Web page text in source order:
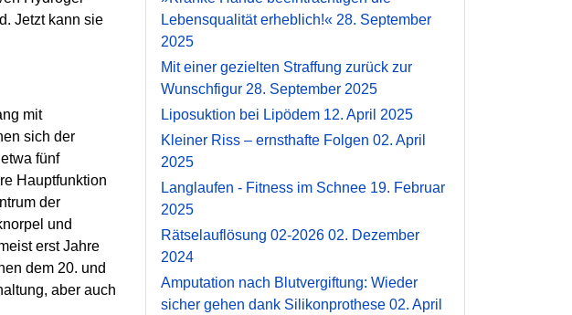
Jetzt kann sie
mit
sich der
fünf
Hauptfunktion
der
und
erst Jahre
dem 20. und
aber auch
Lebensqualität erheblich!« 28. September
2025
Mit einer gezielten Straffung zurück zur
Wunschfigur 28. September 2025
Liposuktion bei Lipödem 12. April 2025
Kleiner Riss – ernsthafte Folgen 02. April
2025
Langlaufen - Fitness im Schnee 19. Februar
2025
Rätselauflösung 02-2026 02. Dezember
2024
Amputation nach Blutvergiftung: Wieder
sicher gehen dank Silikonprothese 02. April